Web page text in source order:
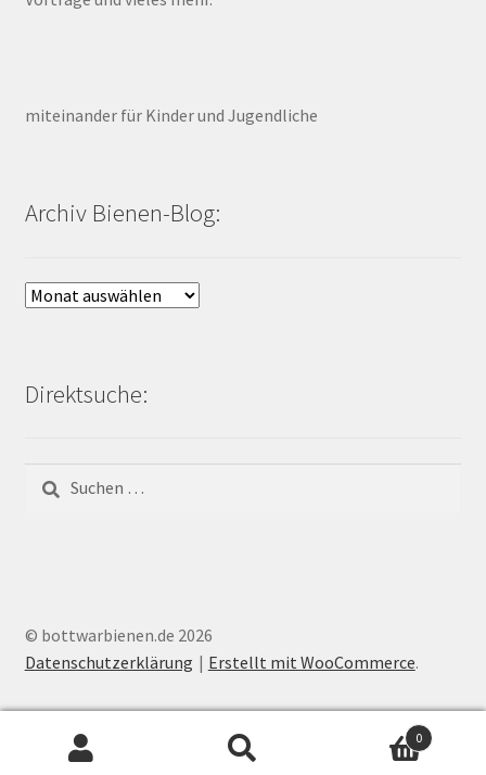
miteinander für Kinder und Jugendliche
Archiv Bienen-Blog:
Archiv
Direktsuche:
nach:
© bottwarbienen.de 2026
Datenschutzerklärung
Erstellt mit WooCommerce.
0